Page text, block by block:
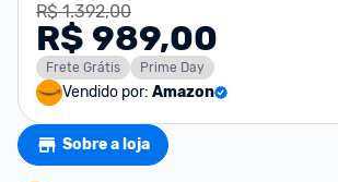
R$ 1.392,00
R$ 989,00
Frete Grátis Prime Day
Vendido por: Amazon
Sobre a loja